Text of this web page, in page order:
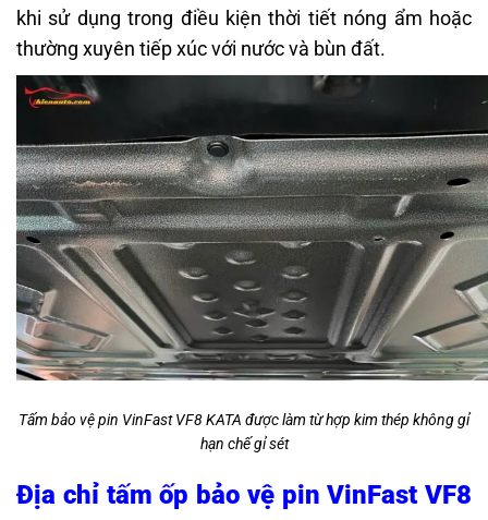
khi sử dụng trong điều kiện thời tiết nóng ẩm hoặc
thường xuyên tiếp xúc với nước và bùn đất.
Tấm bảo vệ pin VinFast VF8 KATA được làm từ hợp kim thép không gỉ
hạn chế gỉ sét
Địa chỉ tấm ốp bảo vệ pin VinFast VF8